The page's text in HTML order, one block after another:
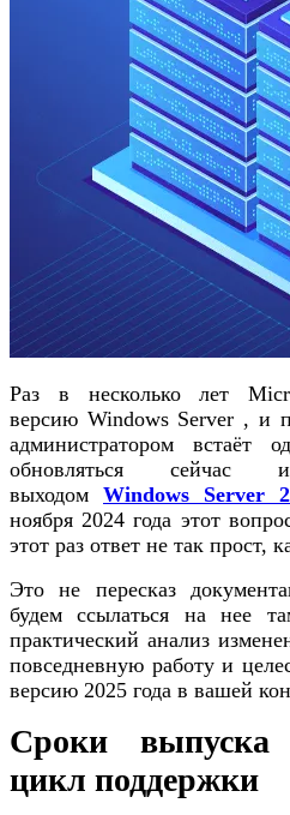
Раз в несколько лет
версию Windows Server , и
администратором
обновляться
выходом Windows Server
ноября 2024 года этот
этот раз ответ не так прост,
Это не пересказ
будем ссылаться на нее
практический анализ
повседневную работу и
версию 2025 года в вашей
Сроки
цикл поддержки